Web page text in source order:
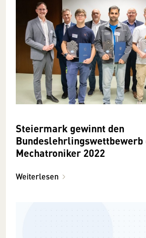
Steiermark gewinnt den
Bundeslehrlingswettbewerb
Mechatroniker 2022
Weiterlesen